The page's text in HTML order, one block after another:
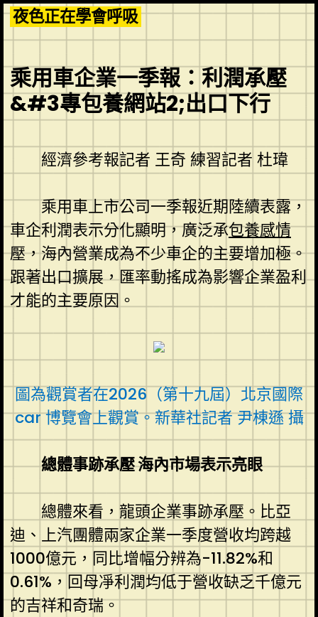
Skip
to
content
夜色正在學會呼吸
乘用車企業一季報：利潤承壓
&#3專包養網站2;出口下行
經濟參考報記者 王奇 練習記者 杜瑋
乘用車上市公司一季報近期陸續表露，
車企利潤表示分化顯明，廣泛承包養感情
壓，海內營業成為不少車企的主要增加極。
跟著出口擴展，匯率動搖成為影響企業盈利
才能的主要原因。
圖為觀賞者在2026（第十九屆）北京國際
car 博覽會上觀賞。新華社記者 尹棟遜 攝
總體事跡承壓 海內市場表示亮眼
總體來看，龍頭企業事跡承壓。比亞
迪、上汽團體兩家企業一季度營收均跨越
1000億元，同比增幅分辨為-11.82%和
0.61%，回母凈利潤均低于營收缺乏千億元
的吉祥和奇瑞。